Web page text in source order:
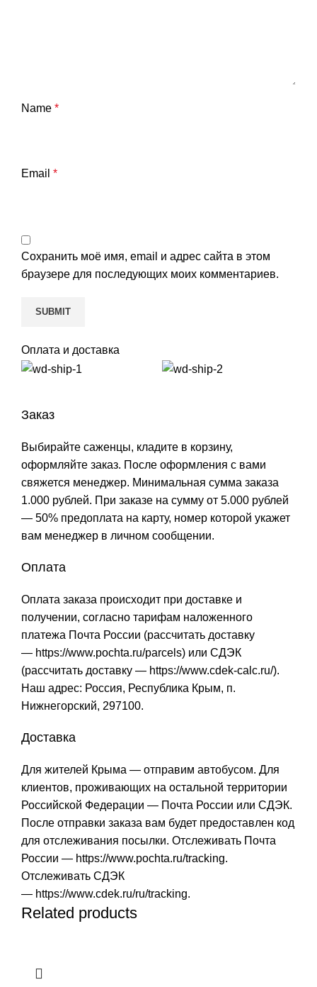
Name *
Email *
Сохранить моё имя, email и адрес сайта в этом
браузере для последующих моих комментариев.
Оплата и доставка
Заказ
Выбирайте саженцы, кладите в корзину,
оформляйте заказ. После оформления с вами
свяжется менеджер. Минимальная сумма заказа
1.000 рублей. При заказе на сумму от 5.000 рублей
— 50% предоплата на карту, номер которой укажет
вам менеджер в личном сообщении.
Оплата
Оплата заказа происходит при доставке и
получении, согласно тарифам наложенного
платежа Почта России (рассчитать доставку
— https://www.pochta.ru/parcels) или СДЭК
(рассчитать доставку — https://www.cdek-calc.ru/).
Наш адрес: Россия, Республика Крым, п.
Нижнегорский, 297100.
Доставка
Для жителей Крыма — отправим автобусом. Для
клиентов, проживающих на остальной территории
Российской Федерации — Почта России или СДЭК.
После отправки заказа вам будет предоставлен код
для отслеживания посылки. Отслеживать Почта
России — https://www.pochta.ru/tracking.
Отслеживать СДЭК
— https://www.cdek.ru/ru/tracking.
Related products